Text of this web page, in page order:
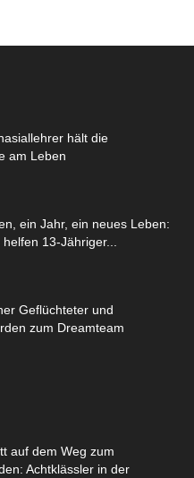
hält die
am Leben
ein Jahr, ein neues Leben:
13-Jähriger...
Geflüchteter und
zum Dreamteam
auf dem Weg zum
Achtklässler in der